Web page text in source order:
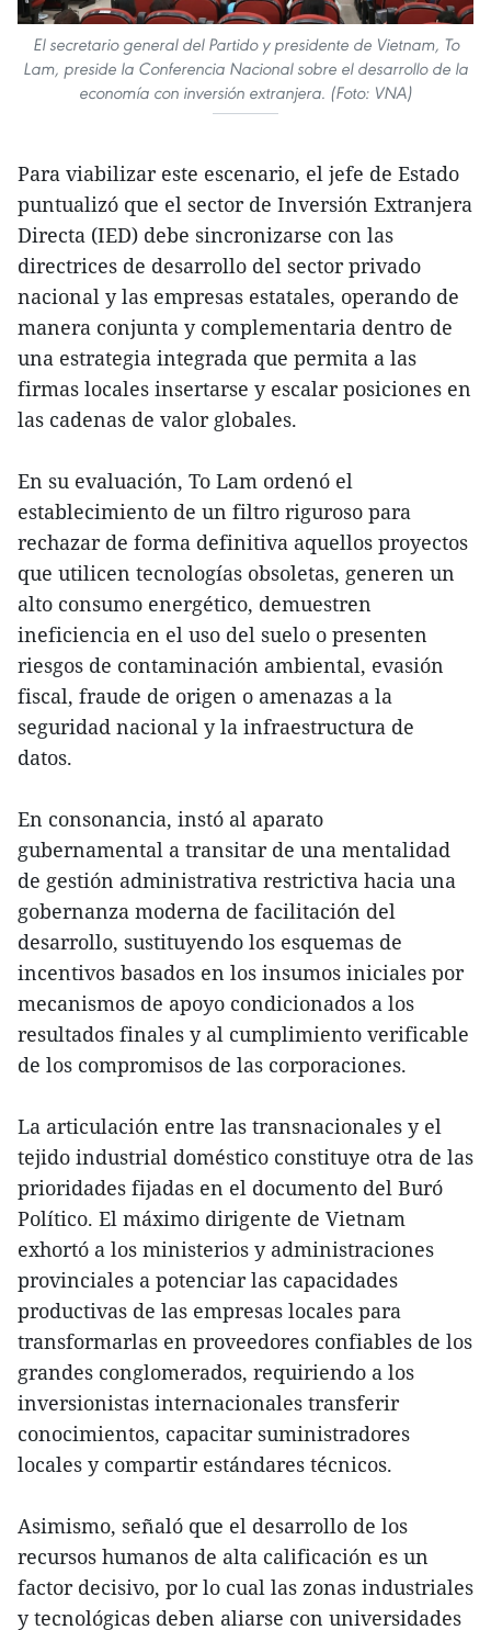
El secretario general del Partido y presidente de Vietnam, To
Lam, preside la Conferencia Nacional sobre el desarrollo de la
economía con inversión extranjera. (Foto: VNA)
Para viabilizar este escenario, el jefe de Estado
puntualizó que el sector de Inversión Extranjera
Directa (IED) debe sincronizarse con las
directrices de desarrollo del sector privado
nacional y las empresas estatales, operando de
manera conjunta y complementaria dentro de
una estrategia integrada que permita a las
firmas locales insertarse y escalar posiciones en
las cadenas de valor globales.
En su evaluación, To Lam ordenó el
establecimiento de un filtro riguroso para
rechazar de forma definitiva aquellos proyectos
que utilicen tecnologías obsoletas, generen un
alto consumo energético, demuestren
ineficiencia en el uso del suelo o presenten
riesgos de contaminación ambiental, evasión
fiscal, fraude de origen o amenazas a la
seguridad nacional y la infraestructura de
datos.
En consonancia, instó al aparato
gubernamental a transitar de una mentalidad
de gestión administrativa restrictiva hacia una
gobernanza moderna de facilitación del
desarrollo, sustituyendo los esquemas de
incentivos basados en los insumos iniciales por
mecanismos de apoyo condicionados a los
resultados finales y al cumplimiento verificable
de los compromisos de las corporaciones.
La articulación entre las transnacionales y el
tejido industrial doméstico constituye otra de las
prioridades fijadas en el documento del Buró
Político. El máximo dirigente de Vietnam
exhortó a los ministerios y administraciones
provinciales a potenciar las capacidades
productivas de las empresas locales para
transformarlas en proveedores confiables de los
grandes conglomerados, requiriendo a los
inversionistas internacionales transferir
conocimientos, capacitar suministradores
locales y compartir estándares técnicos.
Asimismo, señaló que el desarrollo de los
recursos humanos de alta calificación es un
factor decisivo, por lo cual las zonas industriales
y tecnológicas deben aliarse con universidades